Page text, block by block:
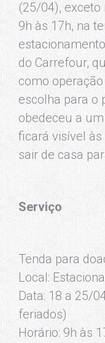
(25/04), exceto
9h às 17h, na
do Carrefour,
como
escolha para o
obedeceu a
ficará visível
sair de casa
Serviço
Tenda para
Local:
Data: 18 a 25/
feriados)
Horário: 9h às